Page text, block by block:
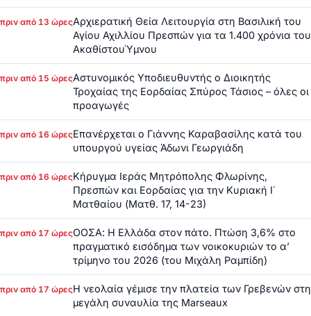
πριν από 13 ώρεςΑρχιερατική Θεία Λειτουργία στη Βασιλική του
Αγίου Αχιλλίου Πρεσπών για τα 1.400 χρόνια του
ΑκαθίστουΎμνου
πριν από 15 ώρεςΑστυνομικός Υποδιευθυντής ο Διοικητής
Τροχαίας της Εορδαίας Σπύρος Τάσιος – όλες οι
προαγωγές
πριν από 16 ώρεςΕπανέρχεται ο Γιάννης Καραβασίλης κατά του
υπουργού υγείας Άδωνι Γεωργιάδη
πριν από 16 ώρεςΚήρυγμα Ιεράς Μητρόπολης Φλωρίνης,
Πρεσπών και Εορδαίας για την Κυριακή Ι΄
Ματθαίου (Ματθ. 17, 14-23)
πριν από 17 ώρεςΟΟΣΑ: Η Ελλάδα στον πάτο. Πτώση 3,6% στο
πραγματικό εισόδημα των νοικοκυριών το α’
τρίμηνο του 2026 (του Μιχάλη Ραμπίδη)
πριν από 17 ώρεςΗ νεολαία γέμισε την πλατεία των Γρεβενών στη
μεγάλη συναυλία της Marseaux